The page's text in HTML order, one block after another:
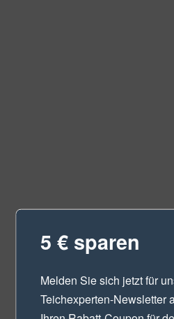
5 € sparen
Melden Sie sich jetzt für
Teichexperten-Newsletter